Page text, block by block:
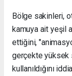
Bölge sakinleri,
kamuya ait yeşil
ettiğini,
gerçekte
kullanıldığını